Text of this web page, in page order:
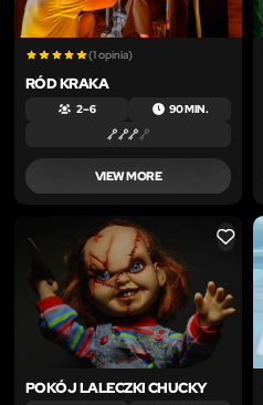
(1 opinia)
RÓD KRAKA
2 – 6 90 MIN.
VIEW MORE
LIKE
POKÓJ LALECZKI CHUCKY